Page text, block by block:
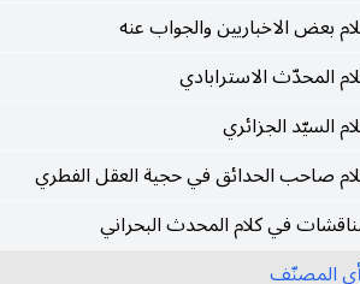
عنه
حجية العقل الفطري
البحراني
خلاف الدليل النقلي المقطوع به
فان الفلاسفة الذين قالوا
، استدلوا على ذلك بما جعلوه دليلا